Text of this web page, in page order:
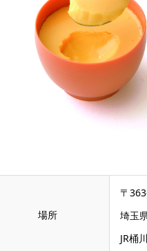
場所
〒
埼玉
JR桶